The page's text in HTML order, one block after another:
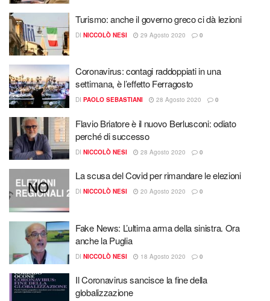
Turismo: anche il governo greco ci dà lezioni
DI NICCOLÒ NESI 29 Agosto 2020 0
Coronavirus: contagi raddoppiati in una
settimana, è l’effetto Ferragosto
DI PAOLO SEBASTIANI 28 Agosto 2020 0
Flavio Briatore è il nuovo Berlusconi: odiato
perché di successo
DI NICCOLÒ NESI 28 Agosto 2020 0
La scusa del Covid per rimandare le elezioni
DI NICCOLÒ NESI 20 Agosto 2020 0
Fake News: L’ultima arma della sinistra. Ora
anche la Puglia
DI NICCOLÒ NESI 18 Agosto 2020 0
Il Coronavirus sancisce la fine della
globalizzazione